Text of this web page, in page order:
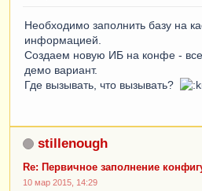
Необходимо заполнить базу на
информацией.
Создаем новую ИБ на конфе -
демо вариант.
Где вызывать, что вызывать?
stillenough
Re: Первичное заполнение
10 мар 2015, 14:29